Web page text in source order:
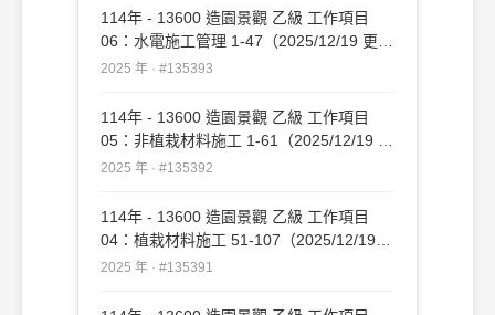
114年 - 13600 造園景觀 乙級 工作項目
06：水電施工管理 1-47（2025/12/19 更
新）#135393
2025 年 · #135393
114年 - 13600 造園景觀 乙級 工作項目
05：非植栽材料施工 1-61（2025/12/19 更
新）#135392
2025 年 · #135392
114年 - 13600 造園景觀 乙級 工作項目
04：植栽材料施工 51-107（2025/12/19
更新）#135391
2025 年 · #135391